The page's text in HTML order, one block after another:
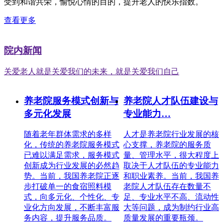
受到和谐共荣，愉悦心情的目的，提升老人的快乐指数。
查看更多
院内新闻
关爱老人就是关爱我们的未来，就是关爱我们自己
养老院服务模式创新与
多元化发展
随着老年群体需求的多样
化，传统的养老院服务模式
已难以满足需求，服务模式
创新成为行业发展的必然趋
势。当前，我国养老院正逐
步打破单一的食宿照料模
式，向多元化、个性化、专
业化方向发展，不断丰富服
务内容，提升服务品质。
养老院人才队伍建设与
专业能力…
人才是养老院行业发展的核
心支撑，养老院的服务质
量、管理水平，很大程度上
取决于人才队伍的专业能力
和职业素养。当前，我国养
老院人才队伍存在数量不
足、专业水平不高、流动性
大等问题，成为制约行业高
质量发展的重要瓶颈。